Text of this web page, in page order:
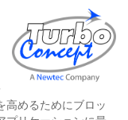
高めるためにブロッ